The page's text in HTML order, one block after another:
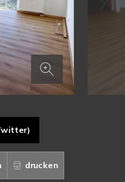
drucken